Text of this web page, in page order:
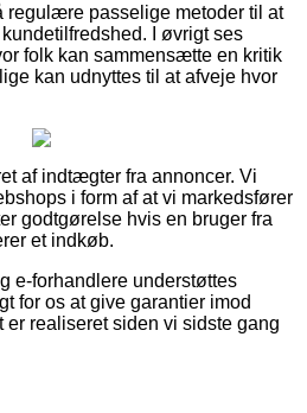
regulære passelige metoder til at
I øvrigt ses
folk kan sammensætte en kritik
kan udnyttes til at afveje hvor
af indtægter fra annoncer. Vi
i form af at vi markedsfører
godtgørelse hvis en bruger fra
et indkøb.
e-forhandlere understøttes
for os at give garantier imod
er realiseret siden vi sidste gang